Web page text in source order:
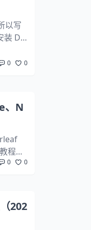
以写
装 Do
0 0
、N
程
0 0
202